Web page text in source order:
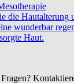
die Hautalterung
wunderbar
Haut.